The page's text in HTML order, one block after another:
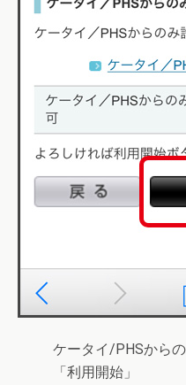
ケータイ/PHSから
「利用開始 」